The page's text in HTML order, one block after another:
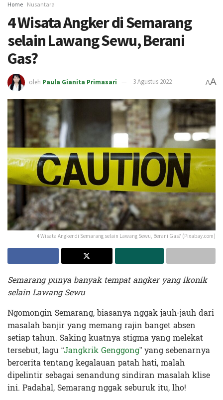
Home Nusantara
4 Wisata Angker di Semarang
selain Lawang Sewu, Berani
Gas?
oleh Paula Gianita Primasari 3 Agustus 2022 AA
4 Wisata Angker di Semarang selain Lawang Sewu, Berani Gas? (Pixabay.com)
Semarang punya banyak tempat angker yang ikonik
selain Lawang Sewu
Ngomongin Semarang, biasanya nggak jauh-jauh dari
masalah banjir yang memang rajin banget absen
setiap tahun. Saking kuatnya stigma yang melekat
tersebut, lagu “Jangkrik Genggong” yang sebenarnya
bercerita tentang kegalauan patah hati, malah
dipelintir sebagai senandung sindiran masalah klise
ini. Padahal, Semarang nggak seburuk itu, lho!